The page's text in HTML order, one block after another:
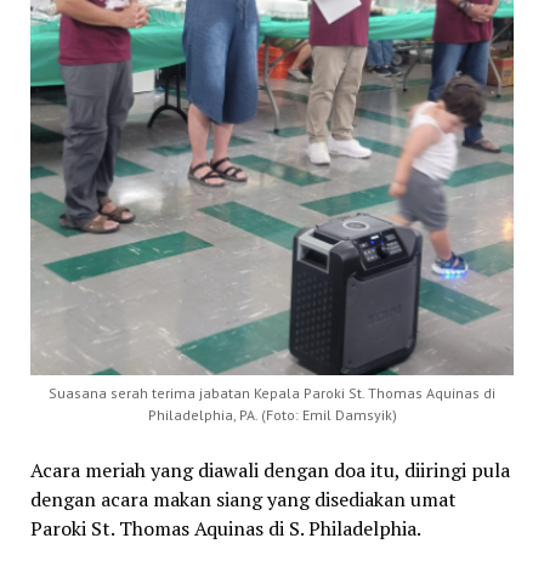
Suasana serah terima jabatan Kepala Paroki St. Thomas Aquinas di
Philadelphia, PA. (Foto: Emil Damsyik)
Acara meriah yang diawali dengan doa itu, diiringi pula
dengan acara makan siang yang disediakan umat
Paroki St. Thomas Aquinas di S. Philadelphia.